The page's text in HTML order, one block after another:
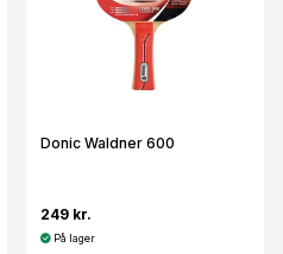
Donic Waldner 600
249 kr.
På lager